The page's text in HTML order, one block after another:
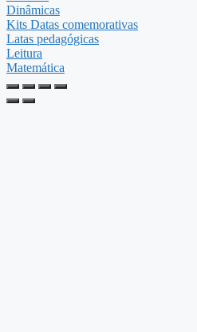
Dinâmicas
Kits Datas comemorativas
Latas pedagógicas
Leitura
Matemática